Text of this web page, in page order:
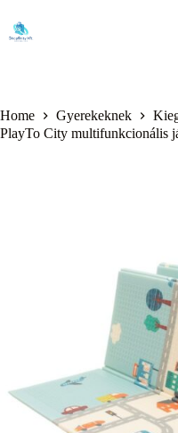
content
Home Gyerekeknek
PlayTo City multifunkcionális